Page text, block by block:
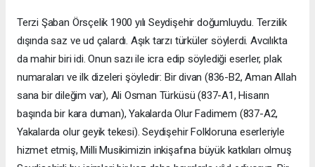
Terzi Şaban Örsçelik 1900 yılı Seydişehir doğumluydu. Terzilik
dışında saz ve ud çalardı. Aşık tarzı türküler söylerdi. Avcılıkta
da mahir biri idi. Onun sazı ile icra edip söylediği eserler, plak
numaraları ve ilk dizeleri şöyledir: Bir divan (836-B2, Aman Allah
sana bir dileğim var), Ali Osman Türküsü (837-A1, Hisarın
başında bir kara duman), Yakalarda Olur Fadimem (837-A2,
Yakalarda olur geyik tekesi). Seydişehir Folkloruna eserleriyle
hizmet etmiş, Milli Musikimizin inkişafına büyük katkıları olmuş